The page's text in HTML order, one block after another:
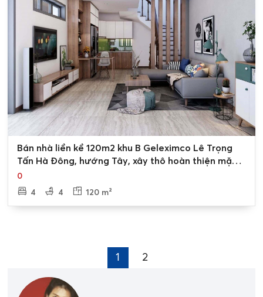
Bán nhà liền kề 120m2 khu B Geleximco Lê Trọng
Tấn Hà Đông, hướng Tây, xây thô hoàn thiện mặt
ngoài
0
4
4 120 m²
1 2